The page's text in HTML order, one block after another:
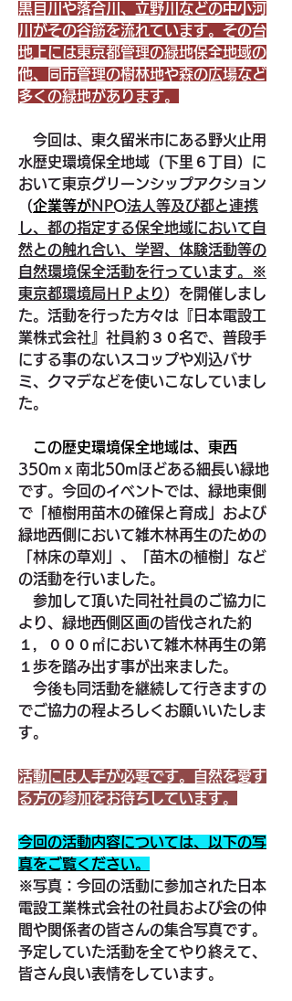
黒目川や落合川、立野川などの中小河
川がその谷筋を流れています。その台
地上には東京都管理の緑地保全地域の
他、同市管理の樹林地や森の広場など
多くの緑地があります。
今回は、東久留米市にある野火止用
水歴史環境保全地域（下里６丁目）に
おいて東京グリーンシップアクション
（企業等がNPO法人等及び都と連携
し、都の指定する保全地域において自
然との触れ合い、学習、体験活動等の
自然環境保全活動を行っています。※
東京都環境局ＨＰより）を開催しまし
た。活動を行った方々は『日本電設工
業株式会社』社員約３０名で、普段手
にする事のないスコップや刈込バサ
ミ、クマデなどを使いこなしていまし
た。
この歴史環境保全地域は、東西
350mｘ南北50mほどある細長い緑地
です。今回のイベントでは、緑地東側
で「植樹用苗木の確保と育成」および
緑地西側において雑木林再生のための
「林床の草刈」、「苗木の植樹」など
の活動を行いました。
参加して頂いた同社社員のご協力に
より、緑地西側区画の皆伐された約
１，０００㎡において雑木林再生の第
１歩を踏み出す事が出来ました。
今後も同活動を継続して行きますの
でご協力の程よろしくお願いいたしま
す。
活動には人手が必要です。自然を愛す
る方の参加をお待ちしています。
今回の活動内容については、以下の写
真をご覧ください。
※写真：今回の活動に参加された日本
電設工業株式会社の社員および会の仲
間や関係者の皆さんの集合写真です。
予定していた活動を全てやり終えて、
皆さん良い表情をしています。